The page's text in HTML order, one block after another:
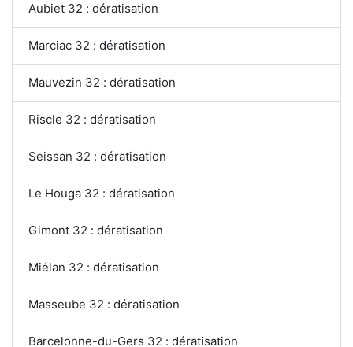
Aubiet 32 : dératisation
Marciac 32 : dératisation
Mauvezin 32 : dératisation
Riscle 32 : dératisation
Seissan 32 : dératisation
Le Houga 32 : dératisation
Gimont 32 : dératisation
Miélan 32 : dératisation
Masseube 32 : dératisation
Barcelonne-du-Gers 32 : dératisation